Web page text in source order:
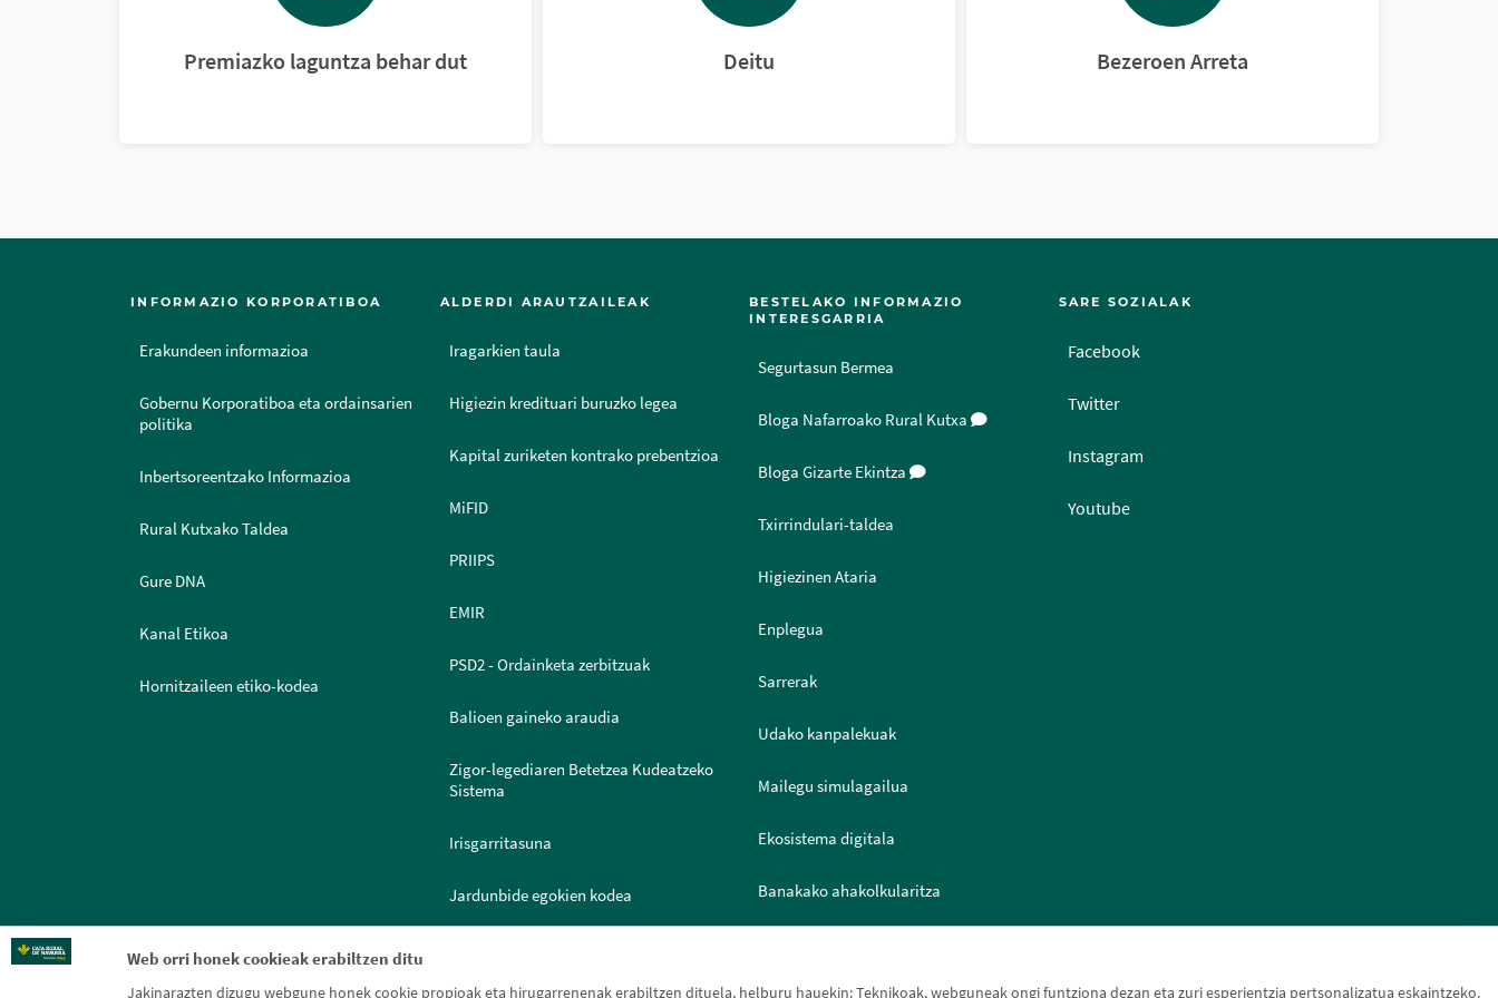
Web orri honek cookieak erabiltzen ditu
Jakinarazten dizugu webgune honek cookie propioak eta hirugarrenenak erabiltzen dituela, helburu hauekin: Teknikoak, webguneak ongi funtziona dezan eta zuri esperientzia pertsonalizatua eskaintzeko.
Premiazko laguntza behar dut Deitu Bezeroen Arreta
INFORMAZIO KORPORATIBOA
Erakundeen informazioa
Gobernu Korporatiboa eta ordainsarien
politika
Inbertsoreentzako Informazioa
Rural Kutxako Taldea
Gure DNA
Kanal Etikoa
Hornitzaileen etiko-kodea
ALDERDI ARAUTZAILEAK
Iragarkien taula
Higiezin kredituari buruzko legea
Kapital zuriketen kontrako prebentzioa
MiFID
PRIIPS
EMIR
PSD2 - Ordainketa zerbitzuak
Balioen gaineko araudia
Zigor-legediaren Betetzea Kudeatzeko
Sistema
Irisgarritasuna
Jardunbide egokien kodea
BESTELAKO INFORMAZIO
INTERESGARRIA
Segurtasun Bermea
Bloga Nafarroako Rural Kutxa
Bloga Gizarte Ekintza
Txirrindulari-taldea
Higiezinen Ataria
Enplegua
Sarrerak
Udako kanpalekuak
Mailegu simulagailua
Ekosistema digitala
Banakako ahakolkularitza
SARE SOZIALAK
Facebook
Twitter
Instagram
Youtube